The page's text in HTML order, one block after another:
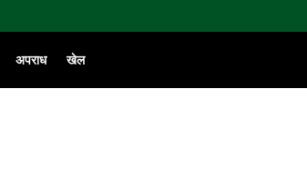
अपराध खेल